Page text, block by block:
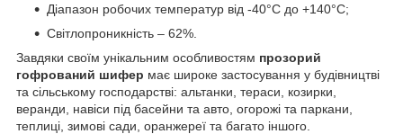
Діапазон робочих температур від -40°C до +140°C;
Світлопроникність – 62%.
Завдяки своїм унікальним особливостям прозорий
гофрований шифер має широке застосування у будівництві
та сільському господарстві: альтанки, тераси, козирки,
веранди, навіси під басейни та авто, огорожі та паркани,
теплиці, зимові сади, оранжереї та багато іншого.